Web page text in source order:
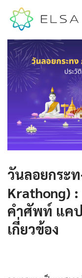
วันลอยกระ
Krathong)
คําศัพท์ แค
เกี่ยวข้อง